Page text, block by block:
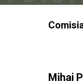
Mihai